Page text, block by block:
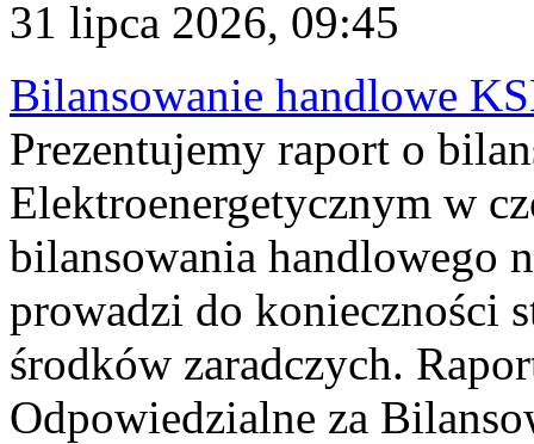
31 lipca 2026, 09:45
Bilansowanie handlowe
Prezentujemy raport o
Elektroenergetycznym w
bilansowania handlowego
prowadzi do konieczności
środków zaradczych.
Odpowiedzialne za